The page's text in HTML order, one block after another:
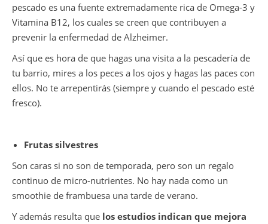
pescado es una fuente extremadamente rica de Omega-3 y
Vitamina B12, los cuales se creen que contribuyen a
prevenir la enfermedad de Alzheimer.
Así que es hora de que hagas una visita a la pescadería de
tu barrio, mires a los peces a los ojos y hagas las paces con
ellos. No te arrepentirás (siempre y cuando el pescado esté
fresco).
Frutas silvestres
Son caras si no son de temporada, pero son un regalo
continuo de micro-nutrientes. No hay nada como un
smoothie de frambuesa una tarde de verano.
Y además resulta que los estudios indican que mejora